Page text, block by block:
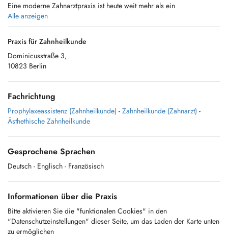
Eine moderne Zahnarztpraxis ist heute weit mehr als ein
Reparaturbetrieb für Zahnschäden, denn Auslöser für viele akute oder
chronische Erkrankungen sind im Mund und an den Zähnen zu suchen.
Deshalb nehmen wir Sie mit Blick auf Ihre Zähne und ihr Zahnfleisch,
immer als ganzen Menschen wahr. Diagnosen und Therapien sehen
wir immer in Bezug zu Ihnen als Gesamtperson. Wir nehmen uns viel
Zeit für Sie und eine ausführliche ganzheitliche Beratung.
Herzlich Ihr
Alle anzeigen
Praxis für Zahnheilkunde
Dominicusstraße 3,
10823 Berlin
Fachrichtung
Prophylaxeassistenz (Zahnheilkunde) - Zahnheilkunde (Zahnarzt) -
Ästhethische Zahnheilkunde
Gesprochene Sprachen
Deutsch - Englisch - Französisch
Informationen über die Praxis
Bitte aktivieren Sie die "funktionalen Cookies" in den
"Datenschutzeinstellungen" dieser Seite, um das Laden der Karte unten
zu ermöglichen